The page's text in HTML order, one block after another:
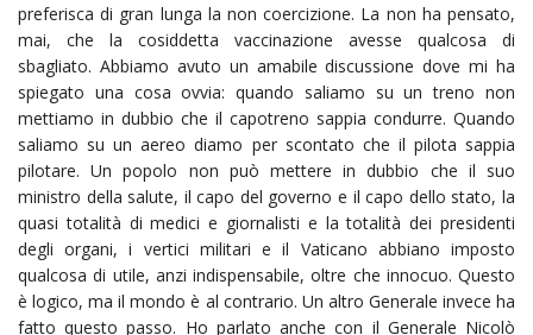
preferisca di gran lunga la non coercizione. La non ha pensato,
mai, che la cosiddetta vaccinazione avesse qualcosa di
sbagliato. Abbiamo avuto un amabile discussione dove mi ha
spiegato una cosa ovvia: quando saliamo su un treno non
mettiamo in dubbio che il capotreno sappia condurre. Quando
saliamo su un aereo diamo per scontato che il pilota sappia
pilotare. Un popolo non può mettere in dubbio che il suo
ministro della salute, il capo del governo e il capo dello stato, la
quasi totalità di medici e giornalisti e la totalità dei presidenti
degli organi, i vertici militari e il Vaticano abbiano imposto
qualcosa di utile, anzi indispensabile, oltre che innocuo. Questo
è logico, ma il mondo è al contrario. Un altro Generale invece ha
fatto questo passo. Ho parlato anche con il Generale Nicolò